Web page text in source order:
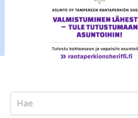
Search